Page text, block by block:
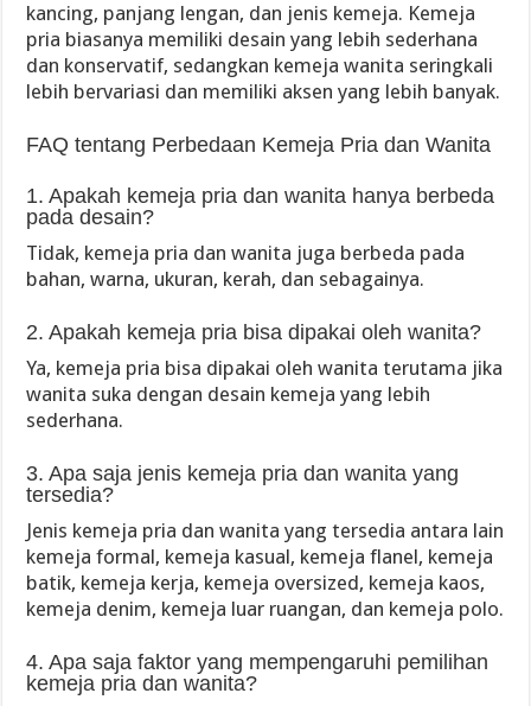
kancing, panjang lengan, dan jenis kemeja. Kemeja
pria biasanya memiliki desain yang lebih sederhana
dan konservatif, sedangkan kemeja wanita seringkali
lebih bervariasi dan memiliki aksen yang lebih banyak.
FAQ tentang Perbedaan Kemeja Pria dan Wanita
1. Apakah kemeja pria dan wanita hanya berbeda
pada desain?
Tidak, kemeja pria dan wanita juga berbeda pada
bahan, warna, ukuran, kerah, dan sebagainya.
2. Apakah kemeja pria bisa dipakai oleh wanita?
Ya, kemeja pria bisa dipakai oleh wanita terutama jika
wanita suka dengan desain kemeja yang lebih
sederhana.
3. Apa saja jenis kemeja pria dan wanita yang
tersedia?
Jenis kemeja pria dan wanita yang tersedia antara lain
kemeja formal, kemeja kasual, kemeja flanel, kemeja
batik, kemeja kerja, kemeja oversized, kemeja kaos,
kemeja denim, kemeja luar ruangan, dan kemeja polo.
4. Apa saja faktor yang mempengaruhi pemilihan
kemeja pria dan wanita?